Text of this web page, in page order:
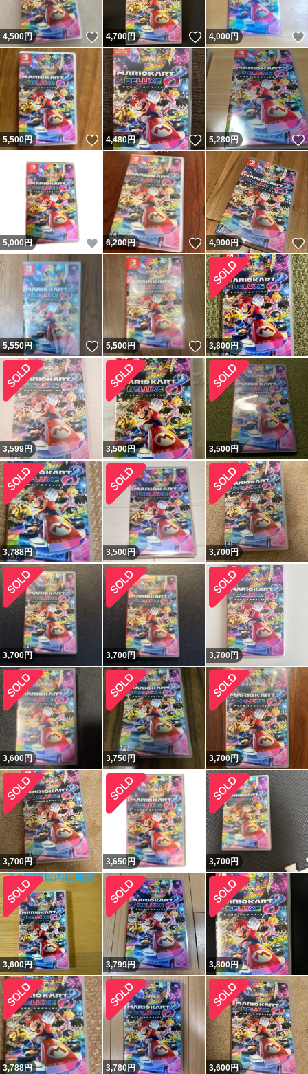
4,500円 いいね！
4,700円 いいね！
4,000円
5,500円 いいね！
4,480円 いいね！
5,280 円
5,000 円 いいね！
6,200円 いいね！
4,900円
5,550円 いいね！
5,500円 いいね！
3,800円
3,599円 3,500円 3,500円
3,788円 3,500円 3,700円
3,700円 3,700円 3,700円
3,600円 3,750円 3,700円
3,700円 3,650円 3,700円
3,600円 3,799円 3,800円
3,788円 3,780円 3,600円